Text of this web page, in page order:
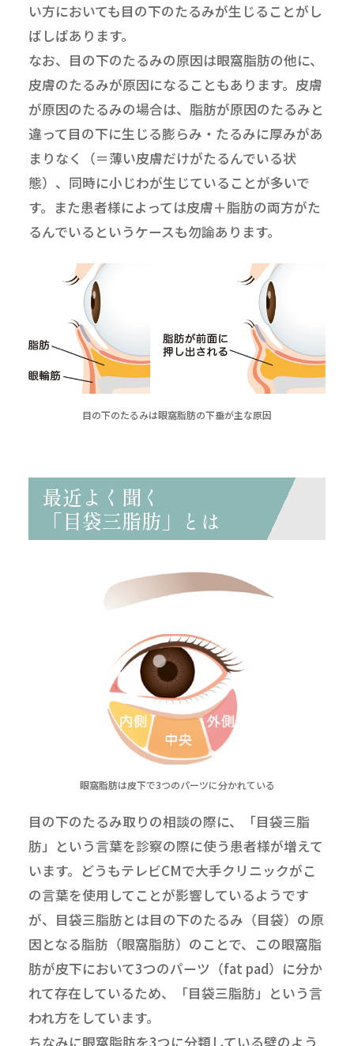
い方においても目の下のたるみが生じることがし
ばしばあります。
なお、目の下のたるみの原因は眼窩脂肪の他に、
皮膚のたるみが原因になることもあります。皮膚
が原因のたるみの場合は、脂肪が原因のたるみと
違って目の下に生じる膨らみ・たるみに厚みがあ
まりなく（＝薄い皮膚だけがたるんでいる状
態）、同時に小じわが生じていることが多いで
す。また患者様によっては皮膚＋脂肪の両方がた
るんでいるというケースも勿論あります。
目の下のたるみは眼窩脂肪の下垂が主な原因
最近よく聞く
「目袋三脂肪」とは
眼窩脂肪は皮下で3つのパーツに分かれている
目の下のたるみ取りの相談の際に、「目袋三脂
肪」という言葉を診察の際に使う患者様が増えて
います。どうもテレビCMで大手クリニックがこ
の言葉を使用してことが影響しているようです
が、目袋三脂肪とは目の下のたるみ（目袋）の原
因となる脂肪（眼窩脂肪）のことで、この眼窩脂
肪が皮下において3つのパーツ（fat pad）に分か
れて存在しているため、「目袋三脂肪」という言
われ方をしています。